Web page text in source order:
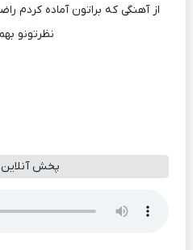
از آهنگی که براتون آماده کردم
نظرتونو
پخش